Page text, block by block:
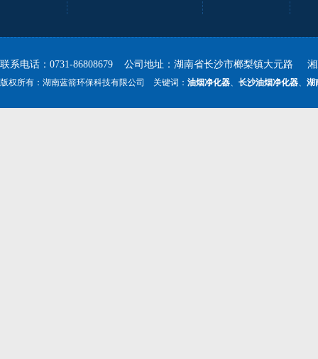
联系电话：0731-86808679 公司地址：湖南省长沙市榔梨镇大元路 湘
版权所有：湖南蓝箭环保科技有限公司 关键词： 油烟净化器、 长沙油烟净化器、 湖